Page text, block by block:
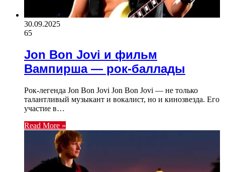
30.09.2025
65
Jon Bon Jovi и фильм
Вампирша — рок-баллады
Рок-легенда Jon Bon Jovi Jon Bon Jovi — не только
талантливый музыкант и вокалист, но и кинозвезда. Его
участие в…
Read More »